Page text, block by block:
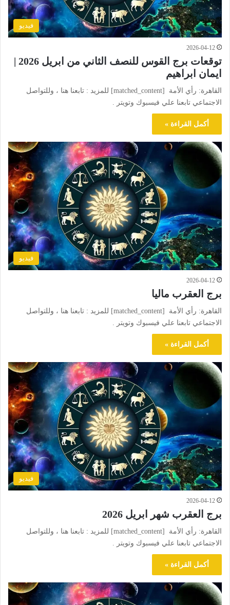
فيديو
2026-04-12
توقعات برج القوس للنصف الثاني من ابريل 2026 |
ايمان ابراهيم
القاهرة: رأي الأمة [matched_content] للمزيد : تابعنا هنا ، وللتواصل
الاجتماعي تابعنا علي فيسبوك وتويتر .
أكمل القراءة »
فيديو
2026-04-12
برج العقرب ماليا
القاهرة: رأي الأمة [matched_content] للمزيد : تابعنا هنا ، وللتواصل
الاجتماعي تابعنا علي فيسبوك وتويتر .
أكمل القراءة »
فيديو
2026-04-12
برج العقرب شهر ابريل 2026
القاهرة: رأي الأمة [matched_content] للمزيد : تابعنا هنا ، وللتواصل
الاجتماعي تابعنا علي فيسبوك وتويتر .
أكمل القراءة »